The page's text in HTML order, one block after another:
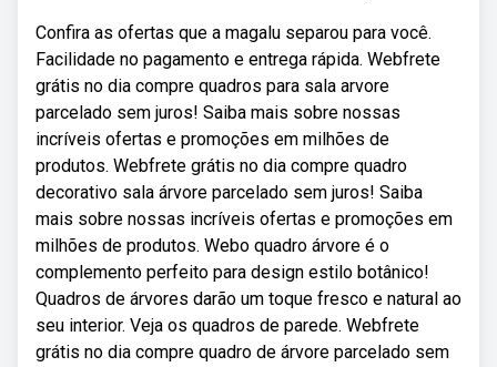
Confira as ofertas que a magalu separou para você.
Facilidade no pagamento e entrega rápida. Webfrete
grátis no dia compre quadros para sala arvore
parcelado sem juros! Saiba mais sobre nossas
incríveis ofertas e promoções em milhões de
produtos. Webfrete grátis no dia compre quadro
decorativo sala árvore parcelado sem juros! Saiba
mais sobre nossas incríveis ofertas e promoções em
milhões de produtos. Webo quadro árvore é o
complemento perfeito para design estilo botânico!
Quadros de árvores darão um toque fresco e natural ao
seu interior. Veja os quadros de parede. Webfrete
grátis no dia compre quadro de árvore parcelado sem